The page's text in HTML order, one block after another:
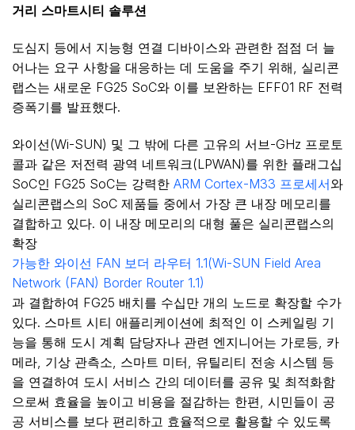
거리 스마트시티 솔루션
도심지 등에서 지능형 연결 디바이스와 관련한 점점 더 늘
어나는 요구 사항을 대응하는 데 도움을 주기 위해, 실리콘
랩스는 새로운 FG25 SoC와 이를 보완하는 EFF01 RF 전력
증폭기를 발표했다.
와이선(Wi-SUN) 및 그 밖에 다른 고유의 서브-GHz 프로토
콜과 같은 저전력 광역 네트워크(LPWAN)를 위한 플래그십
SoC인 FG25 SoC는 강력한 ARM Cortex-M33 프로세서와
실리콘랩스의 SoC 제품들 중에서 가장 큰 내장 메모리를
결합하고 있다. 이 내장 메모리의 대형 풀은 실리콘랩스의
확장
가능한 와이선 FAN 보더 라우터 1.1(Wi-SUN Field Area
Network (FAN) Border Router 1.1)
과 결합하여 FG25 배치를 수십만 개의 노드로 확장할 수가
있다. 스마트 시티 애플리케이션에 최적인 이 스케일링 기
능을 통해 도시 계획 담당자나 관련 엔지니어는 가로등, 카
메라, 기상 관측소, 스마트 미터, 유틸리티 전송 시스템 등
을 연결하여 도시 서비스 간의 데이터를 공유 및 최적화함
으로써 효율을 높이고 비용을 절감하는 한편, 시민들이 공
공 서비스를 보다 편리하고 효율적으로 활용할 수 있도록